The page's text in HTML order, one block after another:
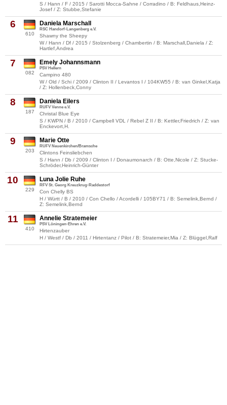
S / Hann / F / 2015 / Sarotti Mocca-Sahne / Corradino / B: Feldhaus,Heinz-
Josef / Z: Stubbe,Stefanie
6
610
Daniela Marschall
RSC Handorf-Langenberg e.V.
Shawny the Sheepy
W / Hann / Df / 2015 / Stolzenberg / Chambertin / B: Marschall,Daniela / Z:
Hartlef,Andrea
7
082
Emely Johannsmann
PSV Hellern
Campino 480
W / Old / Schi / 2009 / Clinton II / Levantos I / 104KW55 / B: van Ginkel,Katja
/ Z: Hollenbeck,Conny
8
187
Daniela Eilers
RUFV Venne e.V.
Christal Blue Eye
S / KWPN / B / 2010 / Campbell VDL / Rebel Z II / B: Kettler,Friedrich / Z: van
Enckevort,H.
9
203
Marie Otte
RUFV Neuenkirchen/Bramsche
Clintons Feinsliebchen
S / Hann / Db / 2009 / Clinton I / Donaumonarch / B: Otte,Nicole / Z: Stucke-
Schröder,Heinrich-Günter
10
229
Luna Jolie Ruhe
RFV St. Georg Kreuzkrug-Raddestorf
Con Chelly BS
H / Württ / B / 2010 / Con Chello / Acordelli / 105BY71 / B: Semelink,Bernd /
Z: Semelink,Bernd
11
410
Annelie Stratemeier
PSV Löningen-Ehren e.V.
Hirtenzauber
H / Westf / Db / 2011 / Hirtentanz / Pilot / B: Stratemeier,Mia / Z: Blüggel,Ralf